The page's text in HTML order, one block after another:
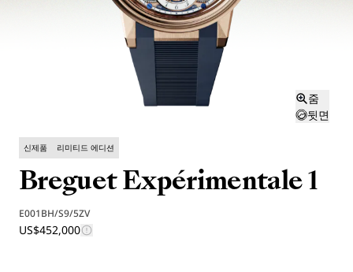
줌
뒷면
신제품 리미티드 에디션
Breguet Expérimentale 1
E001BH/S9/5ZV
US$452,000